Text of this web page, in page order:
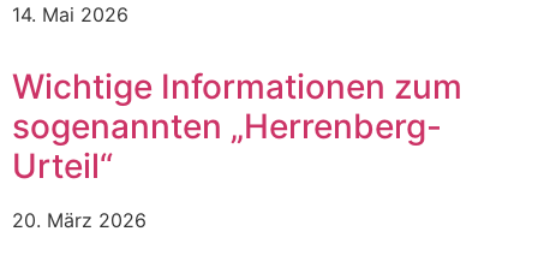
14. Mai 2026
Wichtige Informationen zum
sogenannten „Herrenberg-
Urteil“
20. März 2026